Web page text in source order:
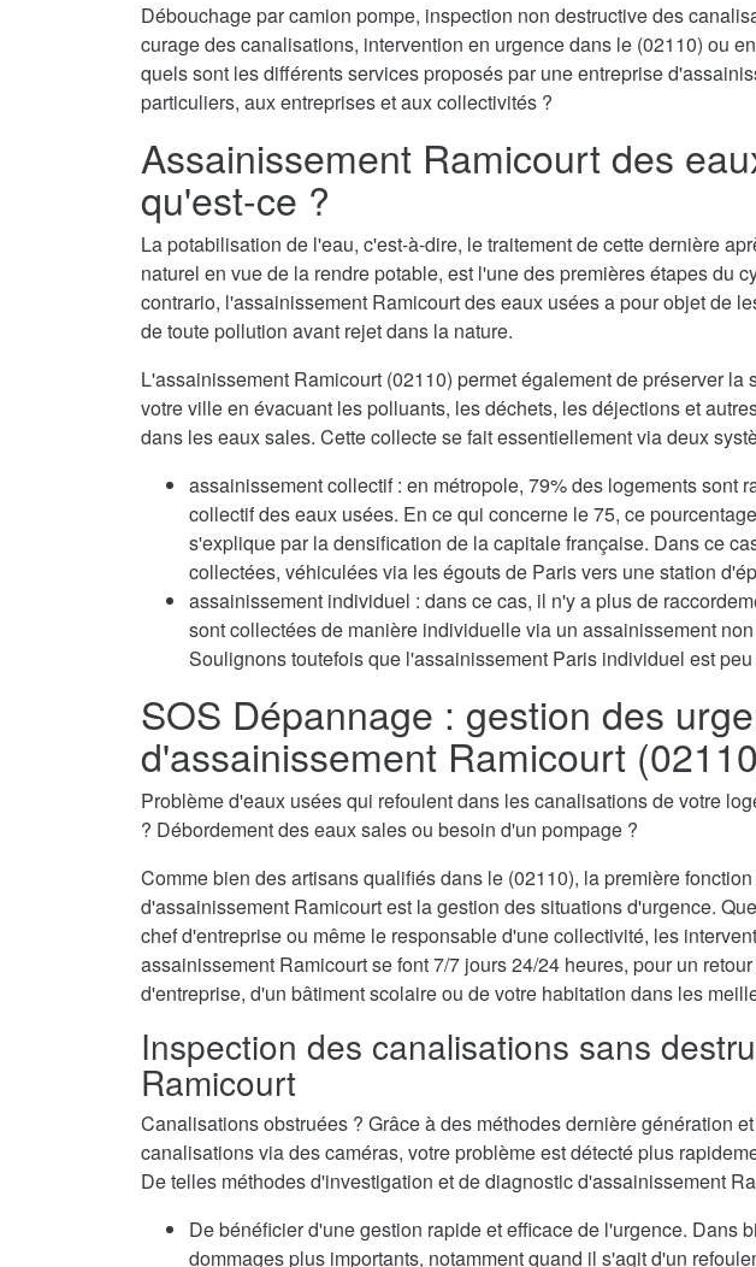
Débouchage par camion pompe, inspection non destructive des
curage des canalisations, intervention en urgence dans le (02110) ou
quels sont les différents services proposés par une entreprise
particuliers, aux entreprises et aux collectivités ?
Assainissement Ramicourt des
qu'est-ce ?
La potabilisation de l'eau, c'est-à-dire, le traitement de cette dernière
naturel en vue de la rendre potable, est l'une des premières étapes du
contrario, l'assainissement Ramicourt des eaux usées a pour objet de
de toute pollution avant rejet dans la nature.
L'assainissement Ramicourt (02110) permet également de préserver la
votre ville en évacuant les polluants, les déchets, les déjections et
dans les eaux sales. Cette collecte se fait essentiellement via deux
assainissement collectif : en métropole, 79% des logements sont
collectif des eaux usées. En ce qui concerne le 75, ce
s'explique par la densification de la capitale française. Dans ce
collectées, véhiculées via les égouts de Paris vers une station
assainissement individuel : dans ce cas, il n'y a plus de
sont collectées de manière individuelle via un assainissement
Soulignons toutefois que l'assainissement Paris individuel est
SOS Dépannage : gestion des
d'assainissement Ramicourt
Problème d'eaux usées qui refoulent dans les canalisations de votre
? Débordement des eaux sales ou besoin d'un pompage ?
Comme bien des artisans qualifiés dans le (02110), la première
d'assainissement Ramicourt est la gestion des situations d'urgence.
chef d'entreprise ou même le responsable d'une collectivité, les
assainissement Ramicourt se font 7/7 jours 24/24 heures, pour un
d'entreprise, d'un bâtiment scolaire ou de votre habitation dans les
Inspection des canalisations sans
Ramicourt
Canalisations obstruées ? Grâce à des méthodes dernière génération
canalisations via des caméras, votre problème est détecté plus
De telles méthodes d'investigation et de diagnostic d'assainissement
De bénéficier d'une gestion rapide et efficace de l'urgence. Dans
dommages plus importants, notamment quand il s'agit d'un